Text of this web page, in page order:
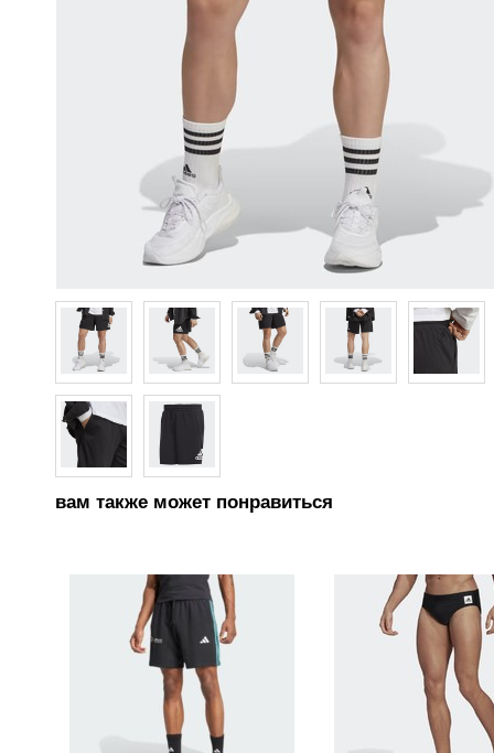
вам также может понравиться